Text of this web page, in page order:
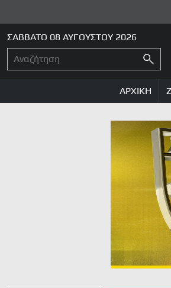
ΣΑΒΒΑΤΟ 08 ΑΥΓΟΥΣΤΟΥ 2026
ΑΡΧΙΚΗ